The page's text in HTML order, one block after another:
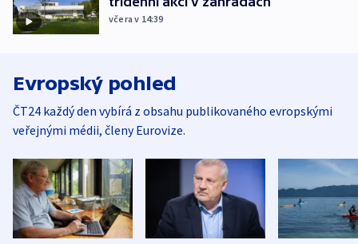
včera v 14:39
Evropský pohled
ČT24 každý den vybírá z obsahu publikovaného evropskými
veřejnými médii, členy Eurovize.